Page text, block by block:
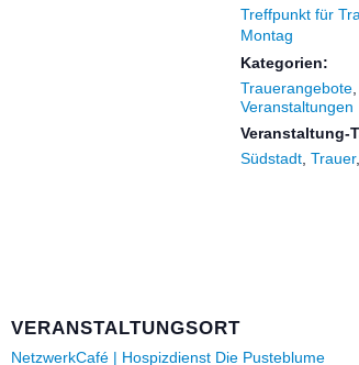
Treffpunkt für
Montag
Kategorien:
Trauerangebote,
Veranstaltungen
Veranstaltung-
Südstadt, Trauer,
VERANSTALTUNGSORT
NetzwerkCafé | Hospizdienst Die Pusteblume